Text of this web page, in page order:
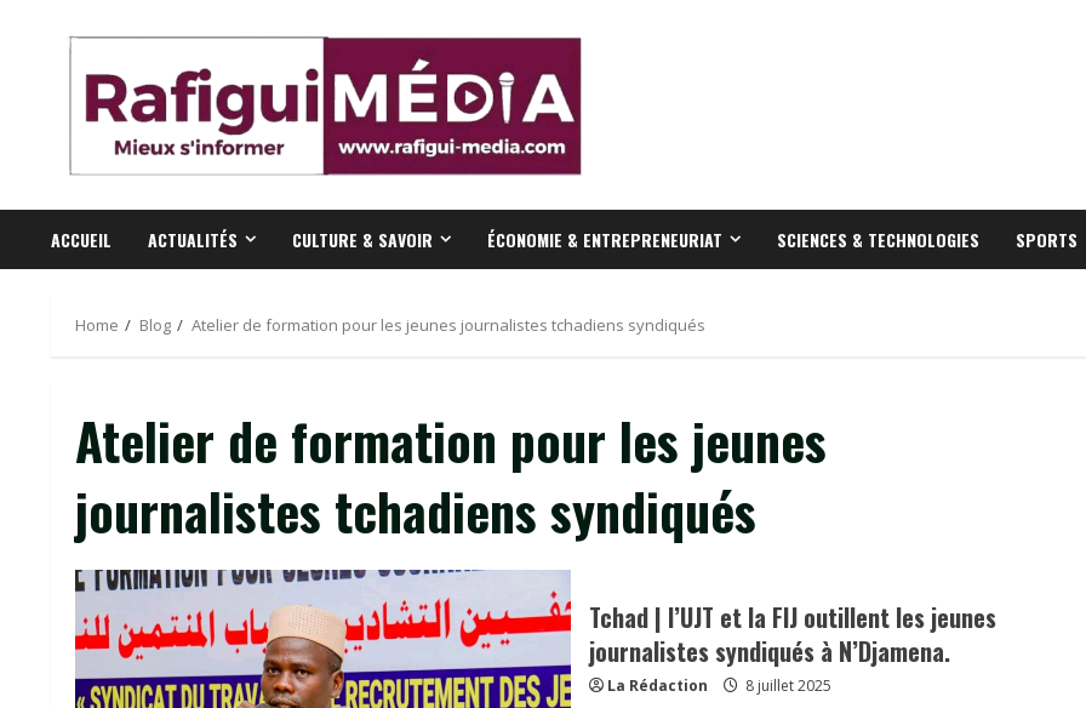
ACCUEIL ACTUALITÉS CULTURE & SAVOIR ÉCONOMIE & ENTREPRENEURIAT SCIENCES & TECHNOLOGIES SPORTS
Home Blog Atelier de formation pour les jeunes journalistes tchadiens syndiqués
Atelier de formation pour les jeunes
journalistes tchadiens syndiqués
Tchad | l’UJT et la FIJ outillent les jeunes
journalistes syndiqués à N’Djamena.
La Rédaction 8 juillet 2025